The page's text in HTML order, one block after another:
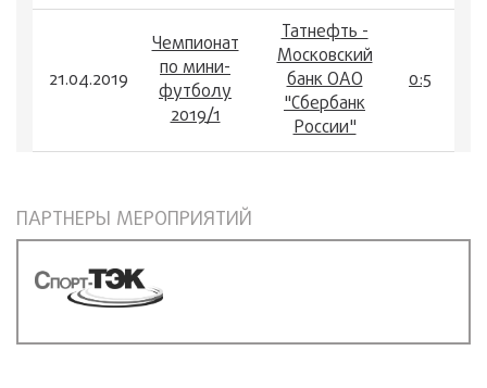
21.04.2019
Чемпионат
по мини-
футболу
2019/1
Татнефть -
Московский
банк ОАО
"Сбербанк
России"
0:5
ПАРТНЕРЫ МЕРОПРИЯТИЙ